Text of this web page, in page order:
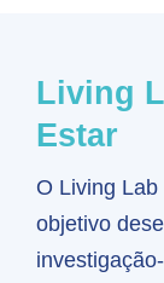
Living
Estar
O Living
objetivo